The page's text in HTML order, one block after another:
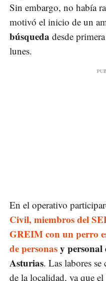
Sin embargo, no había
motivó el inicio de un
búsqueda desde
lunes.
En el operativo
Civil, miembros del
GREIM con un perro
de personasy personal
Asturias. Las labores se
de la localidad, ya que